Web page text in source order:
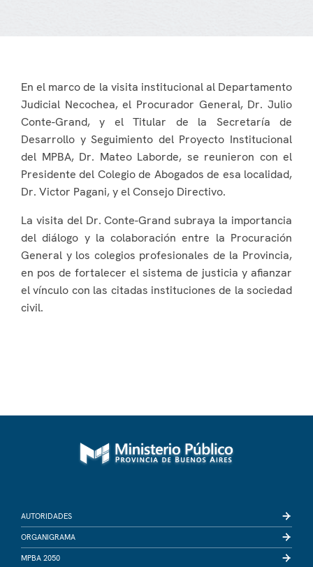
En el marco de la visita institucional al Departamento
Judicial Necochea, el Procurador General, Dr. Julio
Conte-Grand, y el Titular de la Secretaría de
Desarrollo y Seguimiento del Proyecto Institucional
del MPBA, Dr. Mateo Laborde, se reunieron con el
Presidente del Colegio de Abogados de esa localidad,
Dr. Victor Pagani, y el Consejo Directivo.
La visita del Dr. Conte-Grand subraya la importancia
del diálogo y la colaboración entre la Procuración
General y los colegios profesionales de la Provincia,
en pos de fortalecer el sistema de justicia y afianzar
el vínculo con las citadas instituciones de la sociedad
civil.
AUTORIDADES
ORGANIGRAMA
MPBA 2050